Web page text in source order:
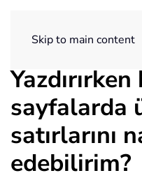
Skip to main content
sayfalarda
satırlarını
edebilirim?